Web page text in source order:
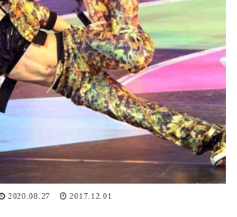
2020.08.27 2017.12.01